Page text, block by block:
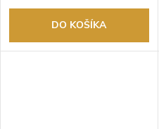
DO KOŠÍKA